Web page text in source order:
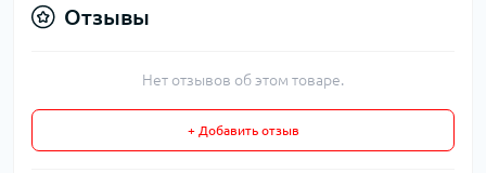
Отзывы
Нет отзывов об этом товаре.
+ Добавить отзыв